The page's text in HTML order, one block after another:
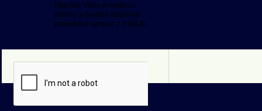
Napíšte Vašu e-mailovú
adresu a budete dostávať
pravidelné správy z InfoLib.